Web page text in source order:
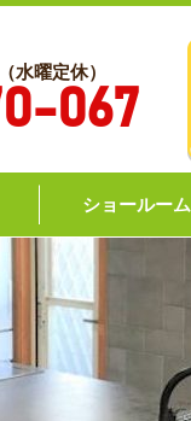
水曜定休）
067
ショールーム